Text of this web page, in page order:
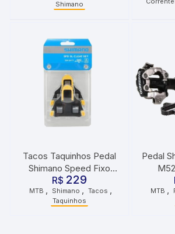
Shimano
Tacos Taquinhos Pedal
Shimano Speed Fixo
SM-SH11 Amarelo
R$ 229
MTB Shimano Tacos
Taquinhos
Pedal
MTB